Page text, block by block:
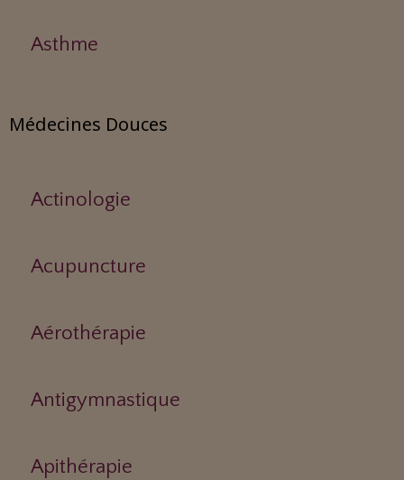
Asthme
Médecines Douces
Actinologie
Acupuncture
Aérothérapie
Antigymnastique
Apithérapie